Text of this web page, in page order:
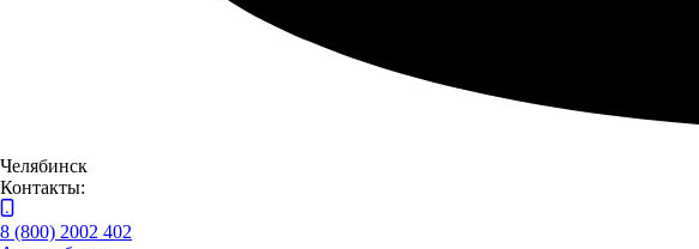
Челябинск
Контакты:
8 (800) 2002 402